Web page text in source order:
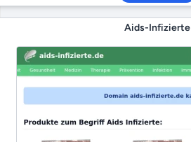
Aids-Infizierte